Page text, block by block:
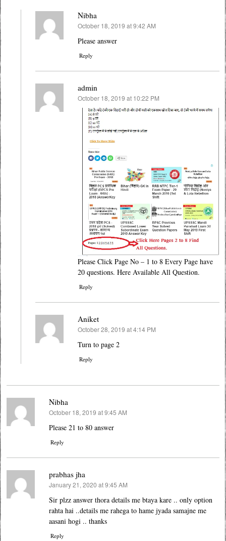
Nibha
says:
October 18, 2019 at 9:42 AM
Please answer
Reply
admin
says:
October 18, 2019 at 10:22 PM
Please Click Page No – 1 to 8 Every Page have
20 questions. Here Available All Question.
Reply
Aniket
says:
October 28, 2019 at 4:14 PM
Turn to page 2
Reply
Nibha
says:
October 18, 2019 at 9:45 AM
Please 21 to 80 answer
Reply
prabhas jha
says:
January 21, 2020 at 9:45 AM
Sir plzz answer thora details me btaya kare .. only option
rahta hai ..details me rahega to hame jyada samajne me
aasani hogi .. thanks
Reply